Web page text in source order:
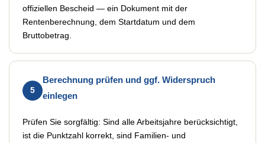
offiziellen Bescheid — ein Dokument mit der
Rentenberechnung, dem Startdatum und dem
Bruttobetrag.
5
Berechnung prüfen und ggf. Widerspruch
einlegen
Prüfen Sie sorgfältig: Sind alle Arbeitsjahre berücksichtigt,
ist die Punktzahl korrekt, sind Familien- und